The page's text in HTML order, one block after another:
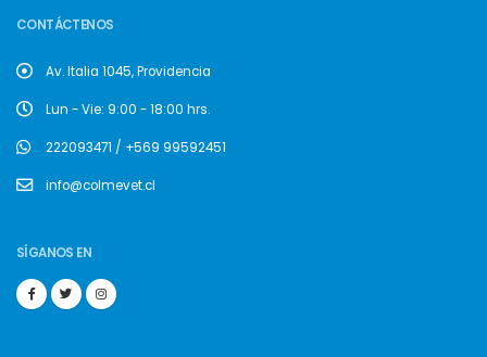
CONTÁCTENOS
Av. Italia 1045, Providencia
Lun - Vie: 9:00 - 18:00 hrs.
222093471 / +569 99592451
info@colmevet.cl
SÍGANOS EN